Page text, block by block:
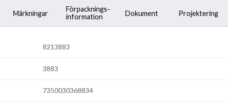
Märkningar
Förpacknings-
information
Dokument Projektering
8213883
3883
7350030368834